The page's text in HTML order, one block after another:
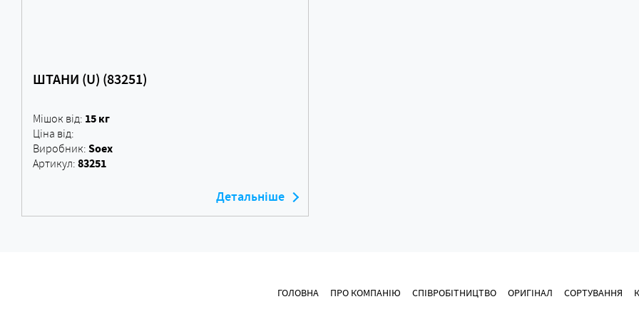
ШТАНИ (U) (83251)
Мішок від: 15 кг
Ціна від:
Виробник: Soex
Артикул: 83251
Детальніше
ГОЛОВНА ПРО КОМПАНІЮ СПІВРОБІТНИЦТВО ОРИГІНАЛ СОРТУВАННЯ